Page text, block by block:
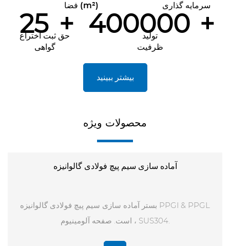
فضا (m²)
سرمایه گذاری
25 +
حق ثبت اختراع
گواهی
400000 +
تولید
ظرفیت
بیشتر ببینید
محصولات ویژه
آماده سازی سیم پیچ فولادی گالوانیزه
بستر آماده سازی سیم پیچ فولادی گالوانیزه PPGI & PPGL
است. صفحه آلومینیوم ، SUS304.